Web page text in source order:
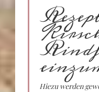
Hiezu werden